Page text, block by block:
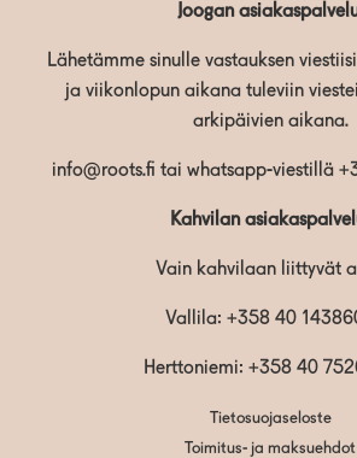
Joogan
Lähetämme sinulle vastauksen
ja viikonlopun aikana tuleviin
arkipäivien aikana.
info@roots.fi tai whatsapp-viestillä
Kahvilan
Vain kahvilaan liittyvät
Vallila: +358 40
Herttoniemi: +358 40
Tietosuojaseloste
Toimitus- ja maksuehdot